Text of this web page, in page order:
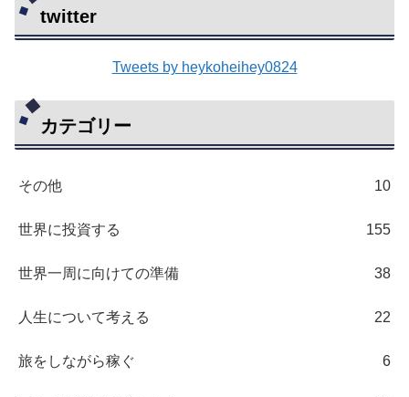
twitter
Tweets by heykoheihey0824
カテゴリー
その他 10
世界に投資する 155
世界一周に向けての準備 38
人生について考える 22
旅をしながら稼ぐ 6